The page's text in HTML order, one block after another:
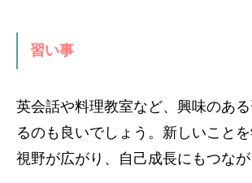
習い事
英会話や料理教室など、興味のあ
るのも良いでしょう。新しいことを
視野が広がり、自己成長にもつなが